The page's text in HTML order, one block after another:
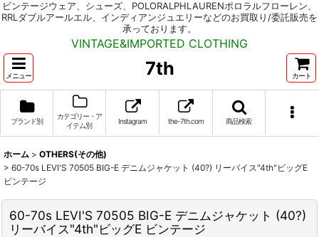
ビンテージウェア、シューズ、POLORALPHLAURENポロラルフローレン、
RRLダブルアールエル、インディアンジュエリーなどのお買取り/委託販売を
承っております。
VINTAGE&IMPORTED CLOTHING
メニュー 7th カート
ブランド別
カテゴリー・ア
イテム別
Instagram the-7th.com 商品検索
ホーム > OTHERS(その他)
> 60-70s LEVI'S 70505 BIG-E デニムジャケット (40?) リーバイス"4th"ビッグE
ビンテージ
60-70s LEVI'S 70505 BIG-E デニムジャケット (40?)
リーバイス"4th"ビッグE ビンテージ